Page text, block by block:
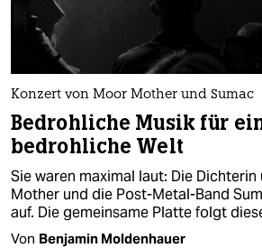
Konzert von Moor Mother und Sumac
Bedrohliche Musik für
bedrohliche Welt
Sie waren maximal laut: Die
Mother und die Post-Metal-Band
auf. Die gemeinsame Platte folgt
Von Benjamin Moldenhauer